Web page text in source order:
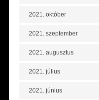
2021. október
2021. szeptember
2021. augusztus
2021. július
2021. június